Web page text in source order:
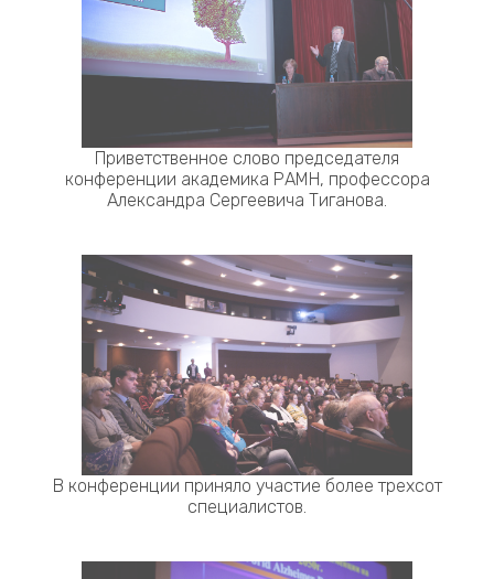
Приветственное слово председателя
конференции академика РАМН, профессора
Александра Сергеевича Тиганова.
В конференции приняло участие более трехсот
специалистов.